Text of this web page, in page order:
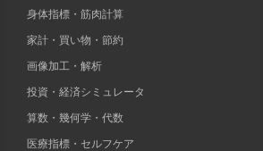
身体指標・筋肉計算
家計・買い物・節約
画像加工・解析
投資・経済シミュレータ
算数・幾何学・代数
医療指標・セルフケア